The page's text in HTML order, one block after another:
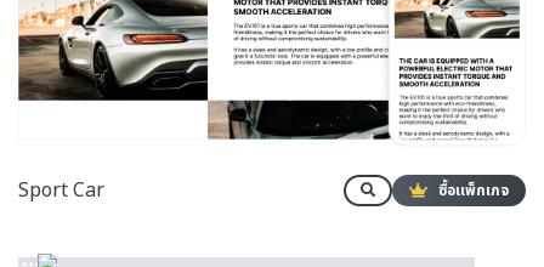
Sport Car ซื้อแพ็กเกจ